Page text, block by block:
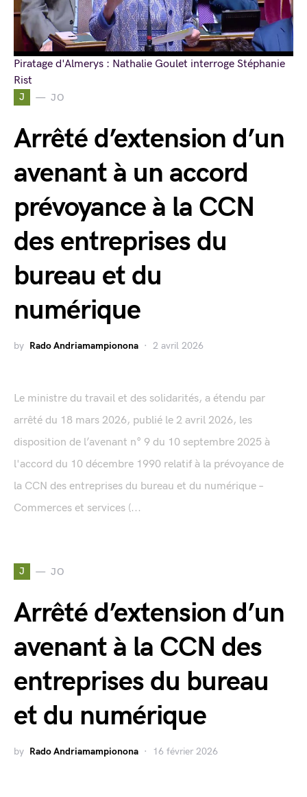
J JO
Arrêté d’extension d’un
avenant à un accord
prévoyance à la CCN
des entreprises du
bureau et du
numérique
by Rado Andriamampionona 2 avril 2026
Le ministre du travail et des solidarités, a étendu par
arrêté du 18 mars 2026, publié le 2 avril 2026, les
disposition de l’avenant n° 9 du 10 septembre 2025 à
l'accord du 10 décembre 1990 relatif à la prévoyance de
la CCN des entreprises du bureau et du numérique –
Commerces et services (...
J JO
Arrêté d’extension d’un
avenant à la CCN des
entreprises du bureau
et du numérique
by Rado Andriamampionona 16 février 2026
Piratage d'Almerys : Nathalie Goulet interroge Stéphanie
Rist